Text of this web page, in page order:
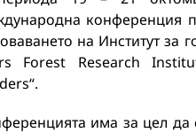
конференция
на Институт за
Forest Research
има за цел